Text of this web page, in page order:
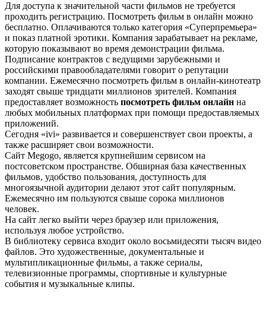
Для доступа к значительной части фильмов не требуется
проходить регистрацию. Посмотреть фильм в онлайн можно
бесплатно. Оплачиваются только категория «Суперпремьера»
и показ платной эротики. Компания зарабатывает на рекламе,
которую показывают во время демонстрации фильма.
Подписание контрактов с ведущими зарубежными и
российскими правообладателями говорит о репутации
компании. Ежемесячно посмотреть фильм в онлайн-кинотеатр
заходят свыше тридцати миллионов зрителей. Компания
предоставляет возможность посмотреть фильм онлайн на
любых мобильных платформах при помощи предоставляемых
приложений.
Сегодня «ivi» развивается и совершенствует свои проекты, а
также расширяет свои возможности.
Сайт Меgоgо, является крупнейшим сервисом на
постсоветском пространстве. Обширная база качественных
фильмов, удобство пользования, доступность для
многоязычной аудитории делают этот сайт популярным.
Ежемесячно им пользуются свыше сорока миллионов
человек.
На сайт легко выйти через браузер или приложения,
используя любое устройство.
В библиотеку сервиса входит около восьмидесяти тысяч видео
файлов. Это художественные, документальные и
мультипликационные фильмы, а также сериалы,
телевизионные программы, спортивные и культурные
события и музыкальные клипы.